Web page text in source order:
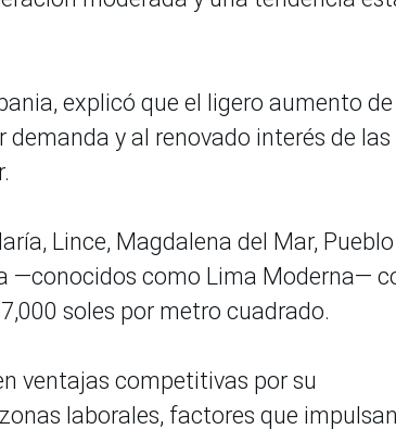
explicó que el ligero aumento de
y al renovado interés de las
Lince, Magdalena del Mar, Pueblo
—conocidos como Lima Moderna—
soles por metro cuadrado.
ventajas competitivas por su
laborales, factores que impulsan